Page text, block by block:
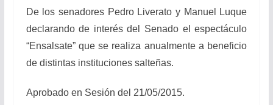
De los senadores Pedro Liverato y Manuel Luque
declarando de interés del Senado el espectáculo
“Ensalsate” que se realiza anualmente a beneficio
de distintas instituciones salteñas.
Aprobado en Sesión del 21/05/2015.